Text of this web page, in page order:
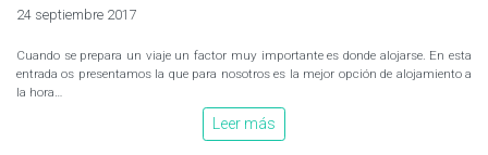
24 septiembre 2017
Cuando se prepara un viaje un factor muy importante es donde alojarse. En esta
entrada os presentamos la que para nosotros es la mejor opción de alojamiento a
la hora…
Leer más